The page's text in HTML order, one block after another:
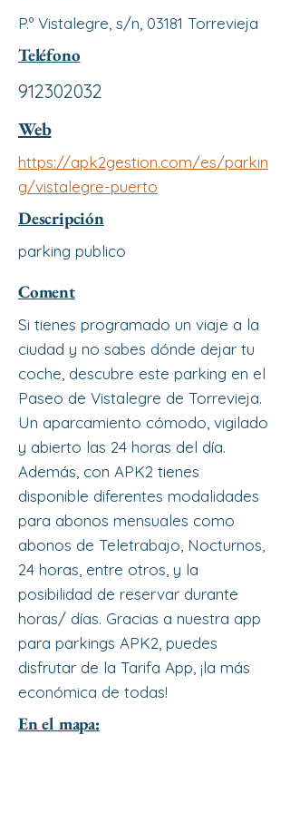
P.º Vistalegre, s/n, 03181 Torrevieja
Teléfono
912302032
Web
https://apk2gestion.com/es/parkin
g/vistalegre-puerto
Descripción
parking publico
Coment
Si tienes programado un viaje a la
ciudad y no sabes dónde dejar tu
coche, descubre este parking en el
Paseo de Vistalegre de Torrevieja.
Un aparcamiento cómodo, vigilado
y abierto las 24 horas del día.
Además, con APK2 tienes
disponible diferentes modalidades
para abonos mensuales como
abonos de Teletrabajo, Nocturnos,
24 horas, entre otros, y la
posibilidad de reservar durante
horas/ días. Gracias a nuestra app
para parkings APK2, puedes
disfrutar de la Tarifa App, ¡la más
económica de todas!
En el mapa: